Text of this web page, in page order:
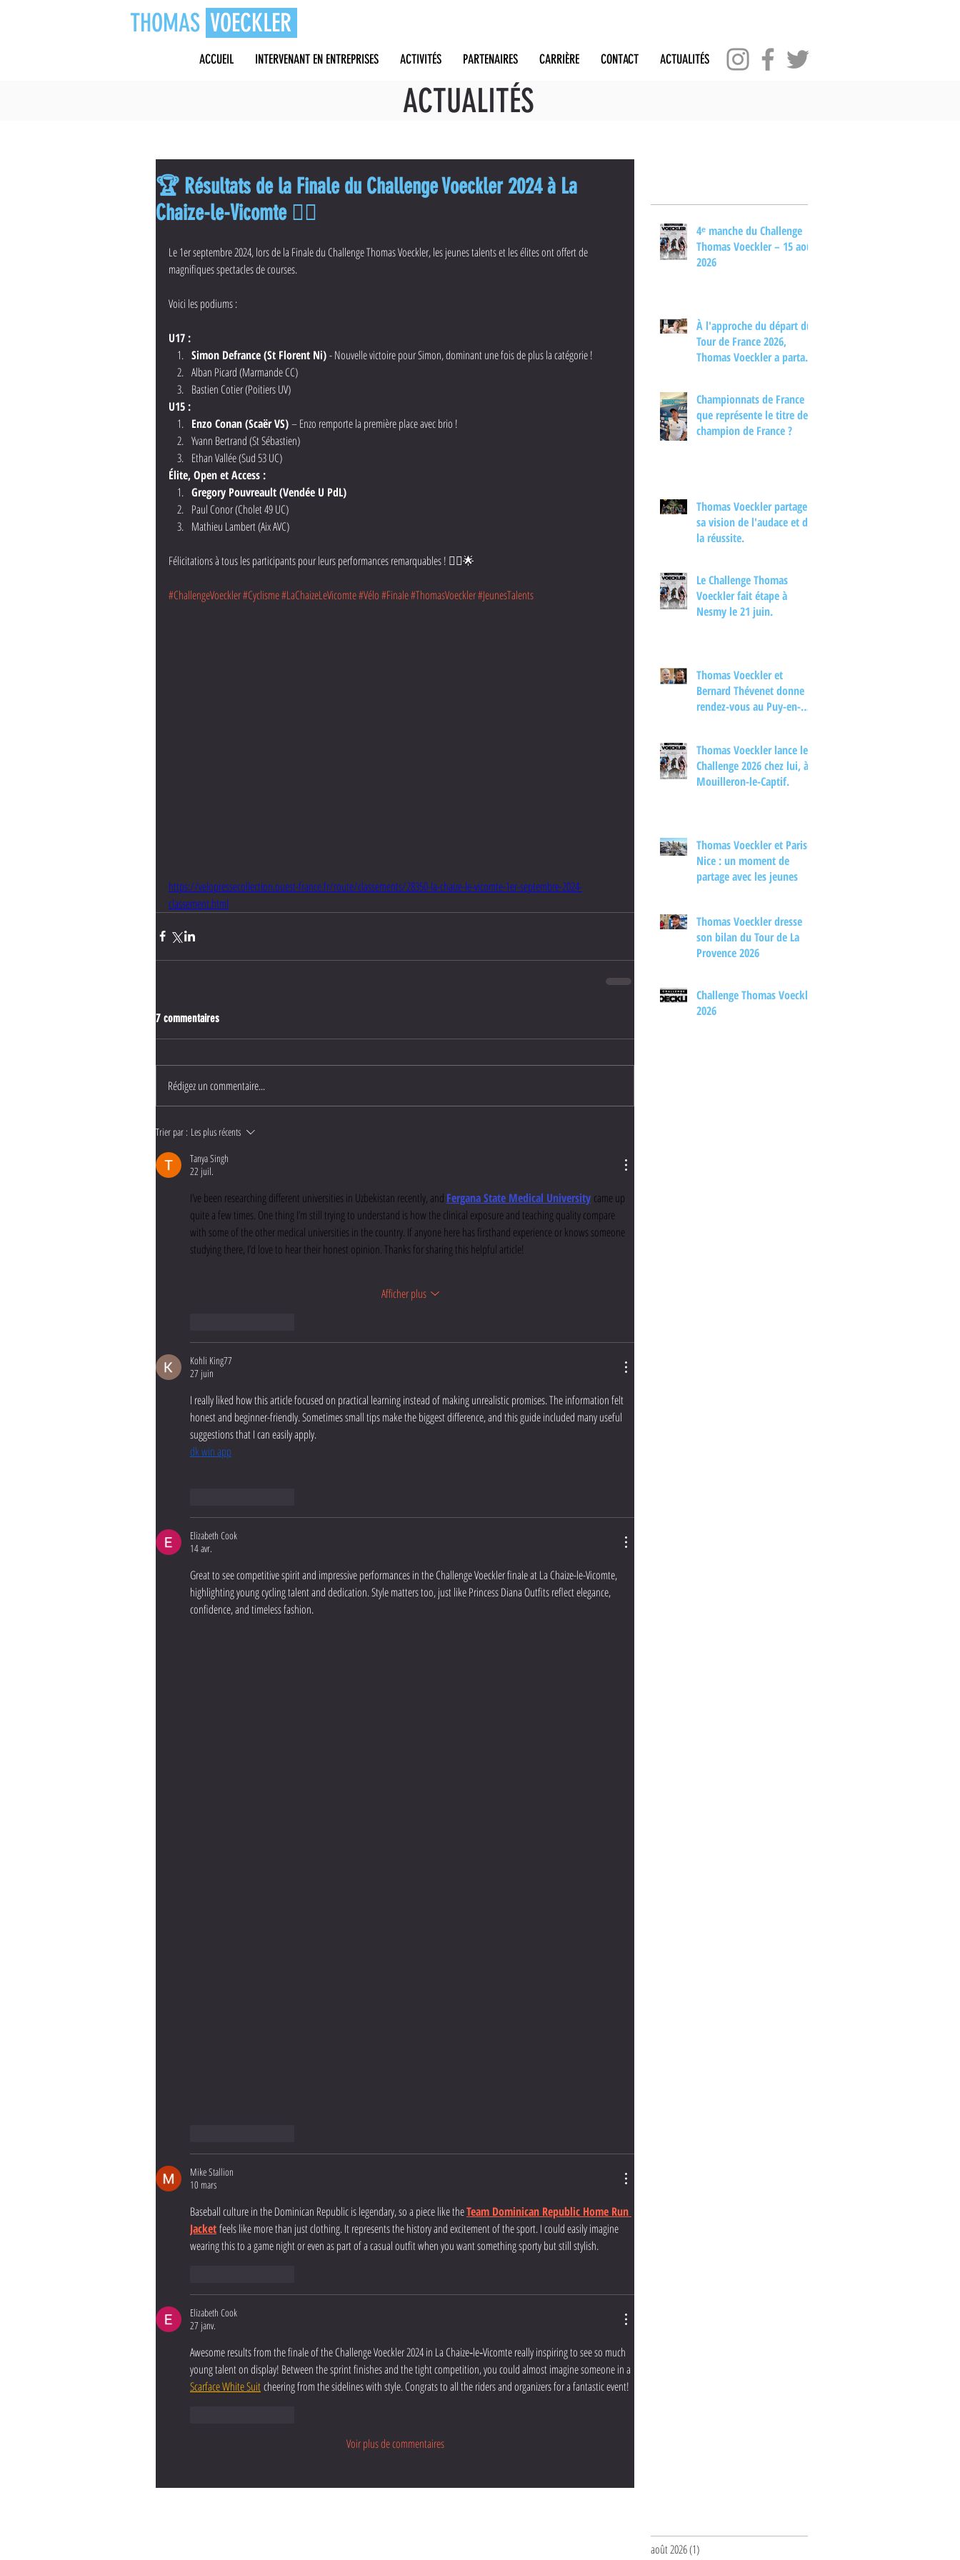
THOMAS VOECKLER
ACCUEIL INTERVENANT EN ENTREPRISES ACTIVITÉS PARTENAIRES CARRIÈRE CONTACT ACTUALITÉS
ACTUALITÉS
🏆 Résultats de la Finale du Challenge Voeckler 2024 à La
Chaize-le-Vicomte 🚴‍♂️
Le 1er septembre 2024, lors de la Finale du Challenge Thomas Voeckler, les jeunes talents et les élites ont offert de
magnifiques spectacles de courses.
Voici les podiums :
U17 :
Simon Defrance (St Florent Ni) - Nouvelle victoire pour Simon, dominant une fois de plus la catégorie !
Alban Picard (Marmande CC)
Bastien Cotier (Poitiers UV)
U15 :
Enzo Conan (Scaër VS) – Enzo remporte la première place avec brio !
Yvann Bertrand (St Sébastien)
Ethan Vallée (Sud 53 UC)
Élite, Open et Access :
Gregory Pouvreault (Vendée U PdL)
Paul Conor (Cholet 49 UC)
Mathieu Lambert (Aix AVC)
Félicitations à tous les participants pour leurs performances remarquables ! 🚴‍♀️🌟
#ChallengeVoeckler#Cyclisme#LaChaizeLeVicomte#Vélo#Finale#ThomasVoeckler#JeunesTalents
https://velopressecollection.ouest-france.fr/route/classements/28350-la-chaize-le-vicomte-1er-septembre-2024-
classement.html
7 commentaires
Rédigez un commentaire...
Trier par : Les plus récents
Tanya Singh
22 juil.
I’ve been researching different universities in Uzbekistan recently, and Fergana State Medical University came up
quite a few times. One thing I’m still trying to understand is how the clinical exposure and teaching quality compare
with some of the other medical universities in the country. If anyone here has firsthand experience or knows someone
studying there, I’d love to hear their honest opinion. Thanks for sharing this helpful article!
Afficher plus
Kohli King77
27 juin
I really liked how this article focused on practical learning instead of making unrealistic promises. The information felt
honest and beginner-friendly. Sometimes small tips make the biggest difference, and this guide included many useful
suggestions that I can easily apply.
dk win app
Elizabeth Cook
14 avr.
Great to see competitive spirit and impressive performances in the Challenge Voeckler finale at La Chaize-le-Vicomte,
highlighting young cycling talent and dedication. Style matters too, just like Princess Diana Outfits reflect elegance,
confidence, and timeless fashion.
Mike Stallion
10 mars
Baseball culture in the Dominican Republic is legendary, so a piece like the Team Dominican Republic Home Run
Jacket feels like more than just clothing. It represents the history and excitement of the sport. I could easily imagine
wearing this to a game night or even as part of a casual outfit when you want something sporty but still stylish.
Elizabeth Cook
27 janv.
Awesome results from the finale of the Challenge Voeckler 2024 in La Chaize‑le‑Vicomte really inspiring to see so much
young talent on display! Between the sprint finishes and the tight competition, you could almost imagine someone in a
Scarface White Suit cheering from the sidelines with style. Congrats to all the riders and organizers for a fantastic event!
Voir plus de commentaires
4ᵉ manche du Challenge
Thomas Voeckler – 15 août
2026
À l'approche du départ du
Tour de France 2026,
Thomas Voeckler a partagé
nouvelle édition dans une
interview.
Championnats de France :
que représente le titre de
champion de France ?
Thomas Voeckler partage
sa vision de l'audace et de
la réussite.
Le Challenge Thomas
Voeckler fait étape à
Nesmy le 21 juin.
Thomas Voeckler et
Bernard Thévenet donne
rendez-vous au Puy-en-
cyclisme
Thomas Voeckler lance le
Challenge 2026 chez lui, à
Mouilleron-le-Captif.
Thomas Voeckler et Paris-
Nice : un moment de
partage avec les jeunes
Thomas Voeckler dresse
son bilan du Tour de La
Provence 2026
Challenge Thomas Voeckler
2026
août 2026(1)